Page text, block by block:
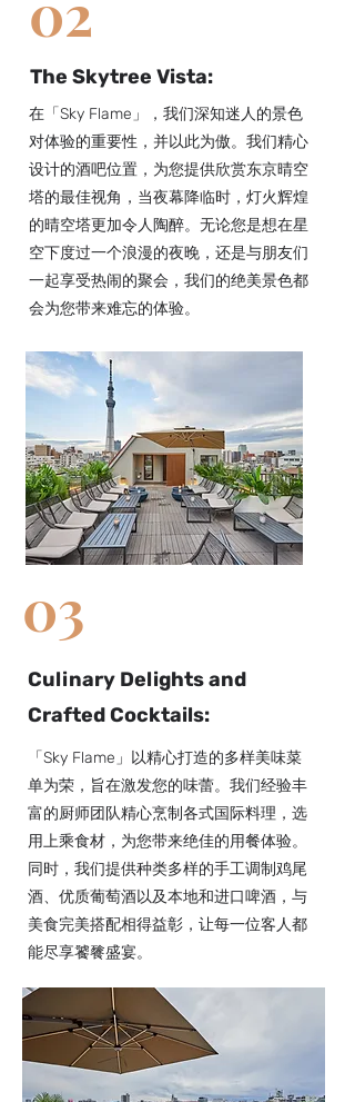
The Skytree Vista:
在「Sky Flame」，我们深知迷人的景色
对体验的重要性，并以此为傲。我们精心
设计的酒吧位置，为您提供欣赏东京晴空
塔的最佳视角，当夜幕降临时，灯火辉煌
的晴空塔更加令人陶醉。无论您是想在星
空下度过一个浪漫的夜晚，还是与朋友们
一起享受热闹的聚会，我们的绝美景色都
会为您带来难忘的体验。
03
Culinary Delights and
Crafted Cocktails:
「Sky Flame」以精心打造的多样美味菜
单为荣，旨在激发您的味蕾。我们经验丰
富的厨师团队精心烹制各式国际料理，选
用上乘食材，为您带来绝佳的用餐体验。
同时，我们提供种类多样的手工调制鸡尾
酒、优质葡萄酒以及本地和进口啤酒，与
美食完美搭配相得益彰，让每一位客人都
能尽享饕餮盛宴。